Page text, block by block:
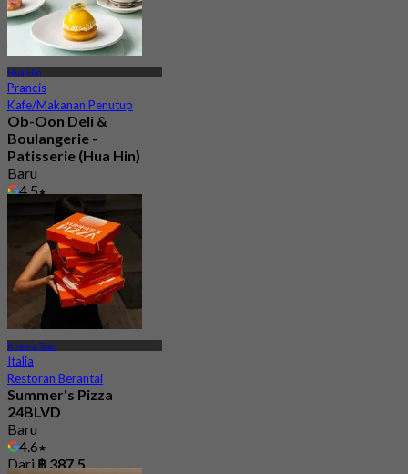
Hua Hin
Prancis
Kafe/Makanan Penutup
Ob-Oon Deli &
Boulangerie -
Patisserie (Hua Hin)
Baru
4.5
฿ 1,399
Khlong Toei
Italia
Restoran Berantai
Summer's Pizza
24BLVD
Baru
4.6
Dari ฿ 387.5